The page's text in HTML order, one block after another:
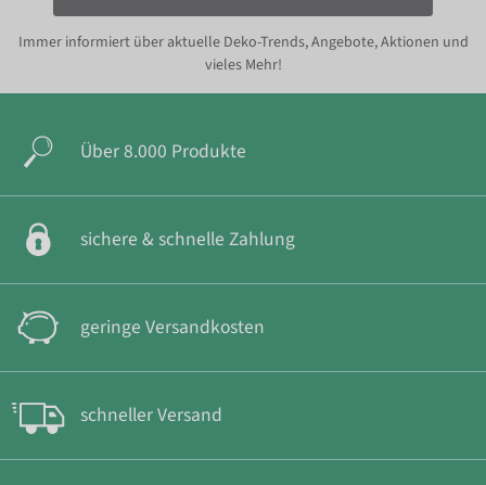
Immer informiert über aktuelle Deko-Trends, Angebote, Aktionen und
vieles Mehr!
Über 8.000 Produkte
sichere & schnelle Zahlung
geringe Versandkosten
schneller Versand